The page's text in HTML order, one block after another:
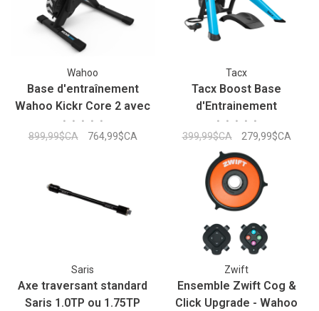
Wahoo
Base d'entraînement
Wahoo Kickr Core 2 avec
Cog
• • • • •
899,99$CA 764,99$CA
Tacx
Tacx Boost Base
d'Entrainement
• • • • •
399,99$CA 279,99$CA
Saris
Axe traversant standard
Saris 1.0TP ou 1.75TP
Zwift
Ensemble Zwift Cog &
Click Upgrade - Wahoo